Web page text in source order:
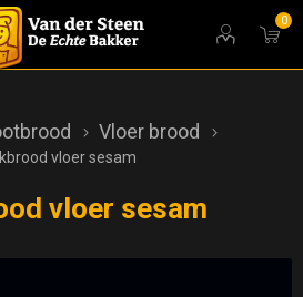
0
Vloer brood
vloer sesam
vloer sesam